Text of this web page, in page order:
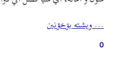
زحمته کي تینین عکس ٚ سه بزنین…
… ويشته بۊخؤنين
0